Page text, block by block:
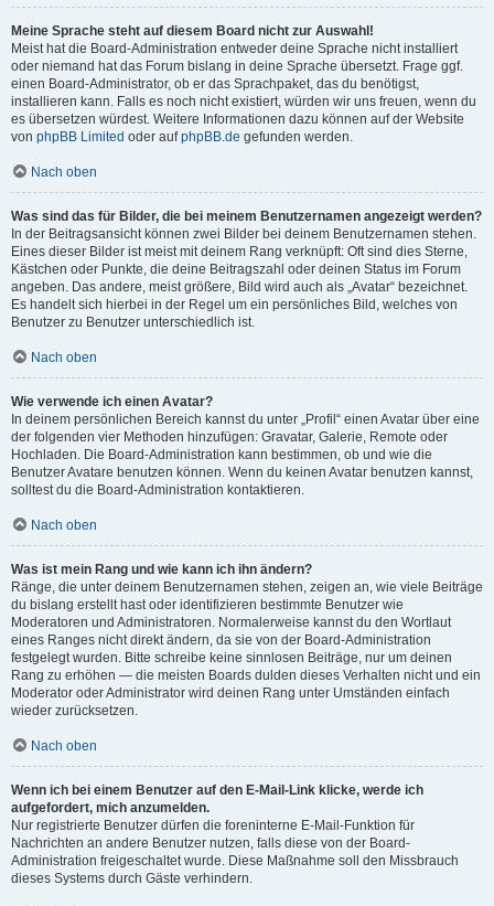
Meine Sprache steht auf diesem Board nicht zur Auswahl!
Meist hat die Board-Administration entweder deine Sprache nicht installiert
oder niemand hat das Forum bislang in deine Sprache übersetzt. Frage ggf.
einen Board-Administrator, ob er das Sprachpaket, das du benötigst,
installieren kann. Falls es noch nicht existiert, würden wir uns freuen, wenn du
es übersetzen würdest. Weitere Informationen dazu können auf der Website
von phpBB Limited oder aufphpBB.de gefunden werden.
Nach oben
Was sind das für Bilder, die bei meinem Benutzernamen angezeigt werden?
In der Beitragsansicht können zwei Bilder bei deinem Benutzernamen stehen.
Eines dieser Bilder ist meist mit deinem Rang verknüpft: Oft sind dies Sterne,
Kästchen oder Punkte, die deine Beitragszahl oder deinen Status im Forum
angeben. Das andere, meist größere, Bild wird auch als „Avatar“ bezeichnet.
Es handelt sich hierbei in der Regel um ein persönliches Bild, welches von
Benutzer zu Benutzer unterschiedlich ist.
Nach oben
Wie verwende ich einen Avatar?
In deinem persönlichen Bereich kannst du unter „Profil“ einen Avatar über eine
der folgenden vier Methoden hinzufügen: Gravatar, Galerie, Remote oder
Hochladen. Die Board-Administration kann bestimmen, ob und wie die
Benutzer Avatare benutzen können. Wenn du keinen Avatar benutzen kannst,
solltest du die Board-Administration kontaktieren.
Nach oben
Was ist mein Rang und wie kann ich ihn ändern?
Ränge, die unter deinem Benutzernamen stehen, zeigen an, wie viele Beiträge
du bislang erstellt hast oder identifizieren bestimmte Benutzer wie
Moderatoren und Administratoren. Normalerweise kannst du den Wortlaut
eines Ranges nicht direkt ändern, da sie von der Board-Administration
festgelegt wurden. Bitte schreibe keine sinnlosen Beiträge, nur um deinen
Rang zu erhöhen — die meisten Boards dulden dieses Verhalten nicht und ein
Moderator oder Administrator wird deinen Rang unter Umständen einfach
wieder zurücksetzen.
Nach oben
Wenn ich bei einem Benutzer auf den E-Mail-Link klicke, werde ich
aufgefordert, mich anzumelden.
Nur registrierte Benutzer dürfen die foreninterne E-Mail-Funktion für
Nachrichten an andere Benutzer nutzen, falls diese von der Board-
Administration freigeschaltet wurde. Diese Maßnahme soll den Missbrauch
dieses Systems durch Gäste verhindern.